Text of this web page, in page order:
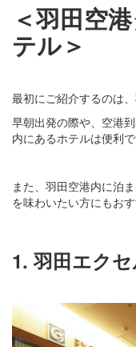
＜羽田空
テル＞
最初にご紹介するのは
早朝出発の際や、空港
内にあるホテルは便利で
また、羽田空港内に泊
を味わいたい方にもおす
1. 羽田エク